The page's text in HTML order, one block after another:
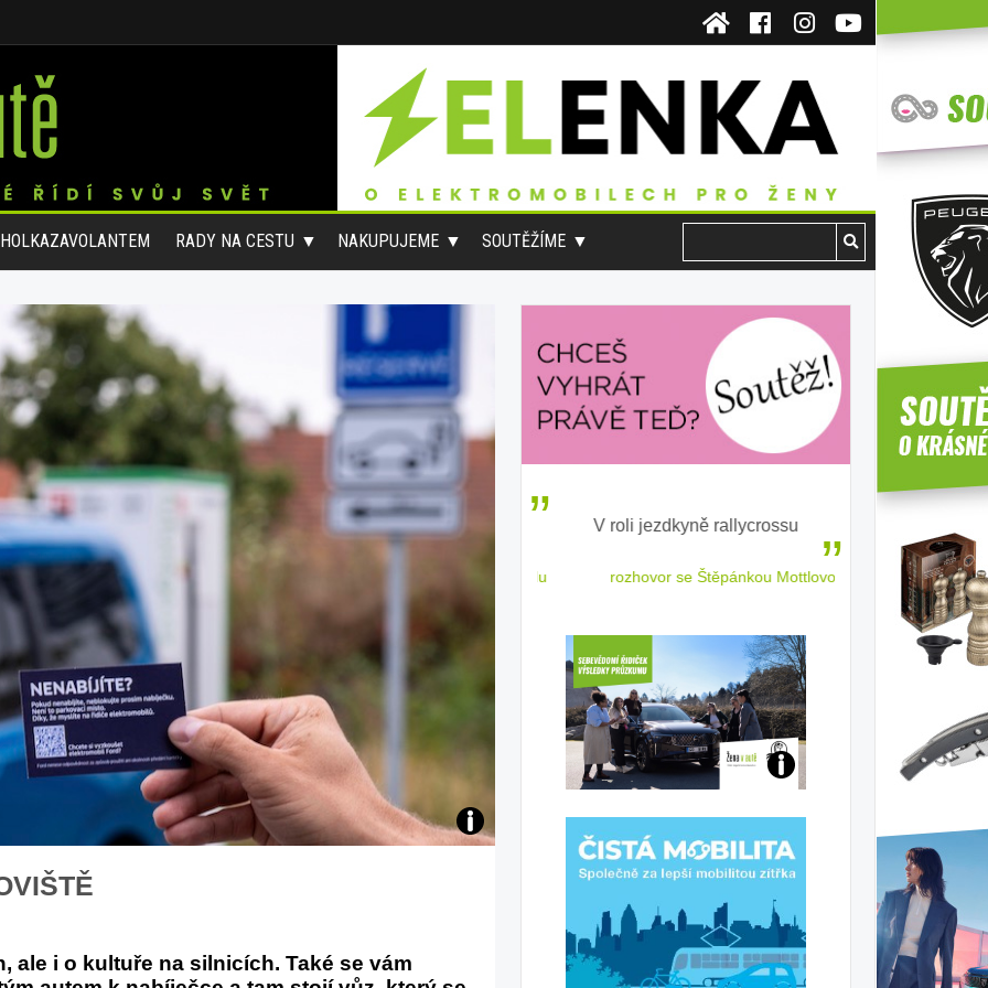
RADY NA CESTU NAKUPUJEME SOUTĚŽÍME
foto
ale i o kultuře na silnicích. Také se vám
správného poutání
autosedačky
stručně o autosedačkách
Zabavte děti na cestách V roli jezdkyně rallycrossu
rozhovor se Štěpánkou Mottlovou
ženským
Jaké
ženy-
řidičky